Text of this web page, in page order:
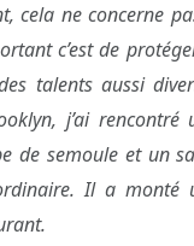
cela ne concerne
c’est de
talents aussi
j’ai
de semoule et un
Il a monté